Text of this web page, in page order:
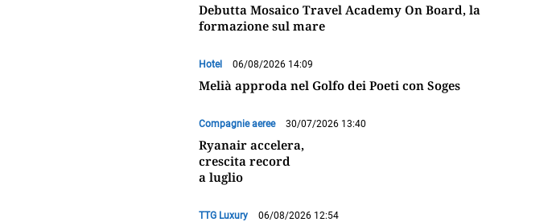
Debutta Mosaico Travel Academy On Board, la
formazione sul mare
Hotel 06/08/2026 14:09
Melià approda nel Golfo dei Poeti con Soges
Compagnie aeree 30/07/2026 13:40
Ryanair accelera,
crescita record
a luglio
TTG Luxury 06/08/2026 12:54